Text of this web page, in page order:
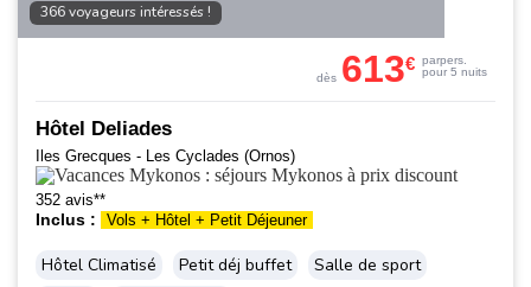
366 voyageurs intéressés !
Hôtel Deliades
Iles Grecques - Les Cyclades (Ornos)
352 avis**
Inclus : Vols + Hôtel + Petit Déjeuner
Hôtel Climatisé Petit déj buffet
Salle de sport
dès 613€ parpers.
pour 5 nuits